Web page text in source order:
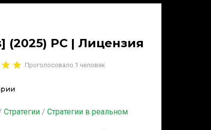
(2025) PC | Лицензия
Проголосовало 1 человек
Стратегии /Стратегии в реальном